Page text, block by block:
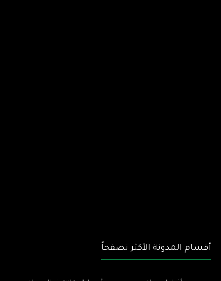
أقسام المدونة الأكثر تصفحاً